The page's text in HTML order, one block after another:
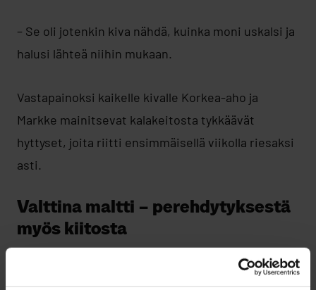
– Se oli jotenkin kiva nähdä, kuinka moni uskalsi ja
halusi lähteä niihin mukaan.
Vastapainoksi kaikelle kivalle Korkea-aho ja
Markke mainitsevat kalakeitosta tykkäävät
hyttyset, joita riitti ensimmäisellä viikolla riesaksi
asti.
Valttina maltti – perehdytyksestä
myös kiitosta
Toimintaan sopii ihminen, joka ei säikähdä